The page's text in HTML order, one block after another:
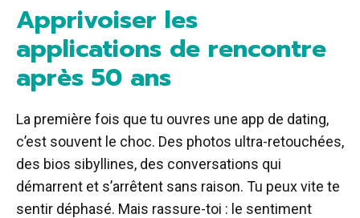
Apprivoiser les
applications de rencontre
après 50 ans
La première fois que tu ouvres une app de dating,
c’est souvent le choc. Des photos ultra-retouchées,
des bios sibyllines, des conversations qui
démarrent et s’arrêtent sans raison. Tu peux vite te
sentir déphasé. Mais rassure-toi : le sentiment